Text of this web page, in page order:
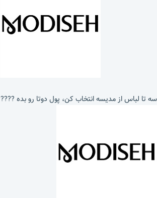
سه تا لباس از مدیسه انتخاب کن، پول دوتا رو بده ????